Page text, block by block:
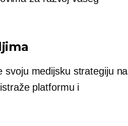
svoju medijsku strategiju na
platformu i